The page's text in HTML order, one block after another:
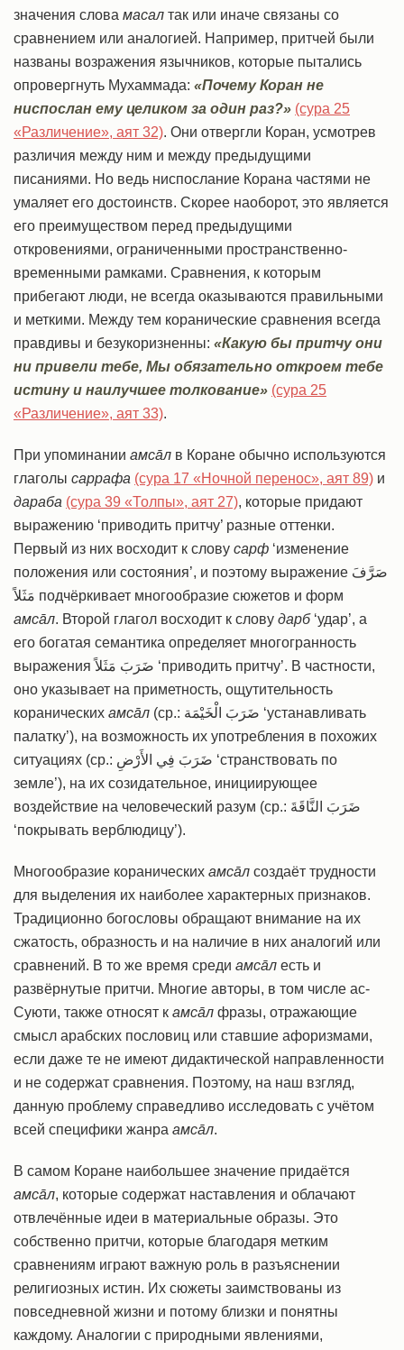
значения слова масал так или иначе связаны со
сравнением или аналогией. Например, притчей были
названы возражения язычников, которые пытались
опровергнуть Мухаммада: «Почему Коран не
ниспослан ему целиком за один раз?» (сура 25
«Различение», аят 32). Они отвергли Коран, усмотрев
различия между ним и между предыдущими
писаниями. Но ведь ниспослание Корана частями не
умаляет его достоинств. Скорее наоборот, это является
его преимуществом перед предыдущими
откровениями, ограниченными пространственно-
временными рамками. Сравнения, к которым
прибегают люди, не всегда оказываются правильными
и меткими. Между тем коранические сравнения всегда
правдивы и безукоризненны: «Какую бы притчу они
ни привели тебе, Мы обязательно откроем тебе
истину и наилучшее толкование» (сура 25
«Различение», аят 33).
При упоминании амсāл в Коране обычно используются
глаголы cаррафа (сура 17 «Ночной перенос», аят 89) и
дараба (сура 39 «Толпы», аят 27), которые придают
выражению ‘приводить притчу’ разные оттенки.
Первый из них восходит к слову cарф ‘изменение
положения или состояния’, и поэтому выражение صَرَّفَ
مَثَلاً подчёркивает многообразие сюжетов и форм
амсāл. Второй глагол восходит к слову дарб‘удар’, а
его богатая семантика определяет многогранность
выражения ضَرَبَ مَثَلاً ‘приводить притчу’. В частности,
оно указывает на приметность, ощутительность
коранических амсāл (ср.: ضَرَبَ الْخَيْمَة ‘устанавливать
палатку’), на возможность их употребления в похожих
ситуациях (ср.: ضَرَبَ فِي الأَرْضِ ‘странствовать по
земле’), на их созидательное, инициирующее
воздействие на человеческий разум (ср.: ضَرَبَ النَّاقَةَ
‘покрывать верблюдицу’).
Многообразие коранических амсāл создаёт трудности
для выделения их наиболее характерных признаков.
Традиционно богословы обращают внимание на их
сжатость, образность и на наличие в них аналогий или
сравнений. В то же время среди амсāл есть и
развёрнутые притчи. Многие авторы, в том числе ас-
Суюти, также относят к амсāл фразы, отражающие
смысл арабских пословиц или ставшие афоризмами,
если даже те не имеют дидактической направленности
и не содержат сравнения. Поэтому, на наш взгляд,
данную проблему справедливо исследовать с учётом
всей специфики жанра амсāл.
В самом Коране наибольшее значение придаётся
амсāл, которые содержат наставления и облачают
отвлечённые идеи в материальные образы. Это
собственно притчи, которые благодаря метким
сравнениям играют важную роль в разъяснении
религиозных истин. Их сюжеты заимствованы из
повседневной жизни и потому близки и понятны
каждому. Аналогии с природными явлениями,